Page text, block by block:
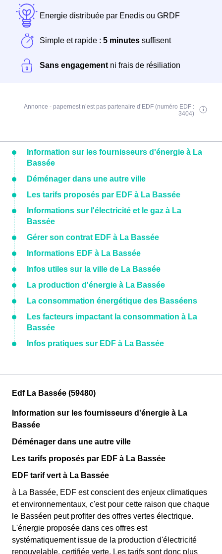
Energie distribuée par Enedis ou GRDF
Simple et rapide : 5 minutes suffisent
Sans engagement ni frais de résiliation
Annonce - papernest n’est pas partenaire d’EDF (numéro EDF :
3404)
Information sur les fournisseurs d'énergie à La
Bassée
Déménager dans une autre ville
Les tarifs proposés par EDF à La Bassée
Informations sur l'électricité et le gaz à La
Bassée
Gérer son contrat EDF à La Bassée
Informations EDF à La Bassée
Infos utiles sur la ville de La Bassée
La production d'énergie à La Bassée
La consommation énergétique des Basséens
Les facteurs impactant la consommation à La
Bassée
Infos pratiques sur EDF à La Bassée
Edf La Bassée (59480)
Information sur les fournisseurs d'énergie à La
Bassée
Déménager dans une autre ville
Les tarifs proposés par EDF à La Bassée
EDF tarif vert à La Bassée
à La Bassée, EDF est conscient des enjeux climatiques
et environnementaux, c'est pour cette raison que chaque
le Basséen peut profiter des offres vertes électrique.
L'énergie proposée dans ces offres est
systématiquement issue de la production d'électricité
renouvelable, certifiée verte. Les tarifs sont donc plus